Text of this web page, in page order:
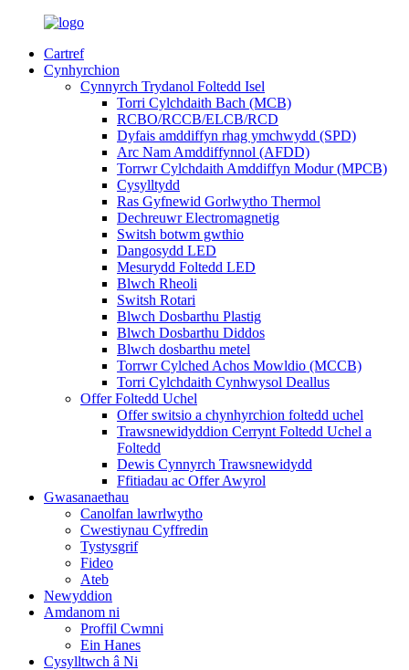
Cartref
Cynhyrchion
Cynnyrch Trydanol Foltedd Isel
Torri Cylchdaith Bach (MCB)
RCBO/RCCB/ELCB/RCD
Dyfais amddiffyn rhag ymchwydd (SPD)
Arc Nam Amddiffynnol (AFDD)
Torrwr Cylchdaith Amddiffyn Modur (MPCB)
Cysylltydd
Ras Gyfnewid Gorlwytho Thermol
Dechreuwr Electromagnetig
Switsh botwm gwthio
Dangosydd LED
Mesurydd Foltedd LED
Blwch Rheoli
Switsh Rotari
Blwch Dosbarthu Plastig
Blwch Dosbarthu Diddos
Blwch dosbarthu metel
Torrwr Cylched Achos Mowldio (MCCB)
Torri Cylchdaith Cynhwysol Deallus
Offer Foltedd Uchel
Offer switsio a chynhyrchion foltedd uchel
Trawsnewidyddion Cerrynt Foltedd Uchel a
Foltedd
Dewis Cynnyrch Trawsnewidydd
Ffitiadau ac Offer Awyrol
Gwasanaethau
Canolfan lawrlwytho
Cwestiynau Cyffredin
Tystysgrif
Fideo
Ateb
Newyddion
Amdanom ni
Proffil Cwmni
Ein Hanes
Cysylltwch â Ni